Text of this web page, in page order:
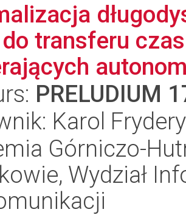
do transferu
PRELUDIUM
Karol
Górniczo-
Wydział